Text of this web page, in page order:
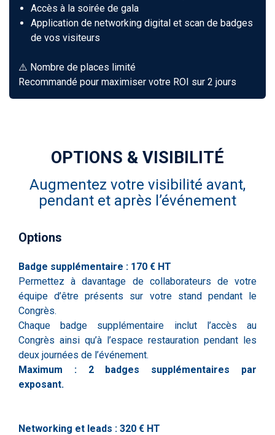
Accès à la soirée de gala
Application de networking digital et scan de badges
de vos visiteurs
⚠️ Nombre de places limité
Recommandé pour maximiser votre ROI sur 2 jours
OPTIONS & VISIBILITÉ
Augmentez votre visibilité avant,
pendant et après l’événement
Options
Badge supplémentaire : 170 € HT
Permettez à davantage de collaborateurs de votre
équipe d’être présents sur votre stand pendant le
Congrès.
Chaque badge supplémentaire inclut l’accès au
Congrès ainsi qu’à l’espace restauration pendant les
deux journées de l’événement.
Maximum : 2 badges supplémentaires par
exposant.
Networking et leads : 320 € HT